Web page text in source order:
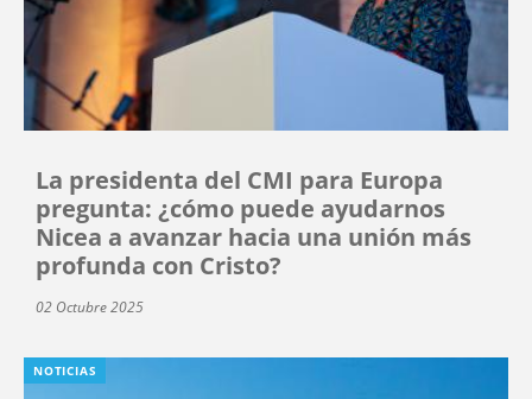
La presidenta del CMI para Europa
pregunta: ¿cómo puede ayudarnos
Nicea a avanzar hacia una unión más
profunda con Cristo?
02 Octubre 2025
NOTICIAS